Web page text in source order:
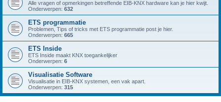
Alle vragen of opmerkingen betreffende EIB-KNX hardware kan je hier kwijt.
Onderwerpen: 632
ETS programmatie
Problemen, Tips of tricks met ETS programmatie post je hier.
Onderwerpen: 665
ETS Inside
ETS Inside maakt KNX toegankelijker
Onderwerpen: 6
Visualisatie Software
Visualisatie in EIB-KNX systemen, een vak apart.
Onderwerpen: 315